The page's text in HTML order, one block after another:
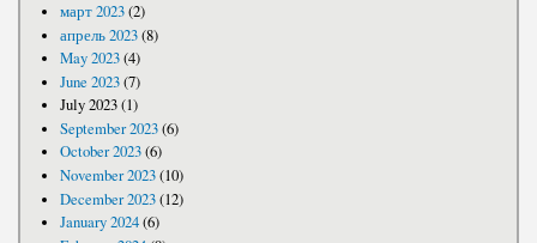
март 2023(2)
апрель 2023(8)
May 2023(4)
June 2023(7)
July 2023(1)
September 2023(6)
October 2023(6)
November 2023(10)
December 2023(12)
January 2024(6)